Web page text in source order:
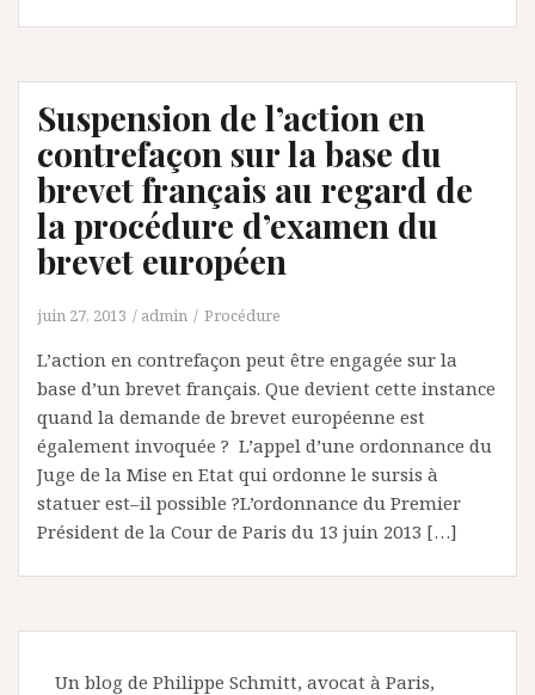
Suspension de l’action en
contrefaçon sur la base du
brevet français au regard de
la procédure d’examen du
brevet européen
juin 27, 2013 admin Procédure
L’action en contrefaçon peut être engagée sur la
base d’un brevet français. Que devient cette instance
quand la demande de brevet européenne est
également invoquée ? L’appel d’une ordonnance du
Juge de la Mise en Etat qui ordonne le sursis à
statuer est–il possible ?L’ordonnance du Premier
Président de la Cour de Paris du 13 juin 2013 […]
Un blog de Philippe Schmitt, avocat à Paris,